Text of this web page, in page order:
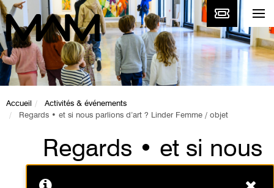
Accueil
Activités & événements
Regards • et si nous parlions d’art ? Linder Femme / objet
Regards • et si nous
parlions d’art ?